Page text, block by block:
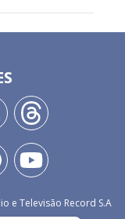
e Televisão Record S.A